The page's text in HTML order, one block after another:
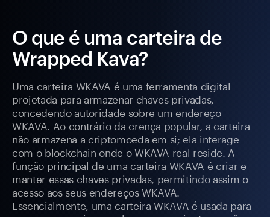
O que é uma carteira de
Wrapped Kava?
Uma carteira WKAVA é uma ferramenta digital
projetada para armazenar chaves privadas,
concedendo autoridade sobre um endereço
WKAVA. Ao contrário da crença popular, a carteira
não armazena a criptomoeda em si; ela interage
com o blockchain onde o WKAVA real reside. A
função principal de uma carteira WKAVA é criar e
manter essas chaves privadas, permitindo assim o
acesso aos seus endereços WKAVA.
Essencialmente, uma carteira WKAVA é usada para